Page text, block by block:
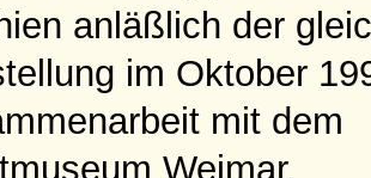
anläßlich der
im Oktober
mit dem
Weimar.